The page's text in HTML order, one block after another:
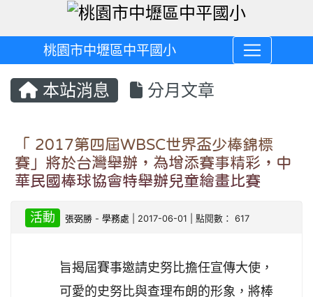
桃園市中壢區中平國小
本站消息 分月文章
「 2017第四屆WBSC世界盃少棒錦標
賽」將於台灣舉辦，為增添賽事精彩，中
華民國棒球協會特舉辦兒童繪畫比賽
活動 張弼勝 -學務處 | 2017-06-01 | 點閱數： 617
旨揭屆賽事邀請史努比擔任宣傳大使，
可愛的史努比與查理布朗的形象，將棒